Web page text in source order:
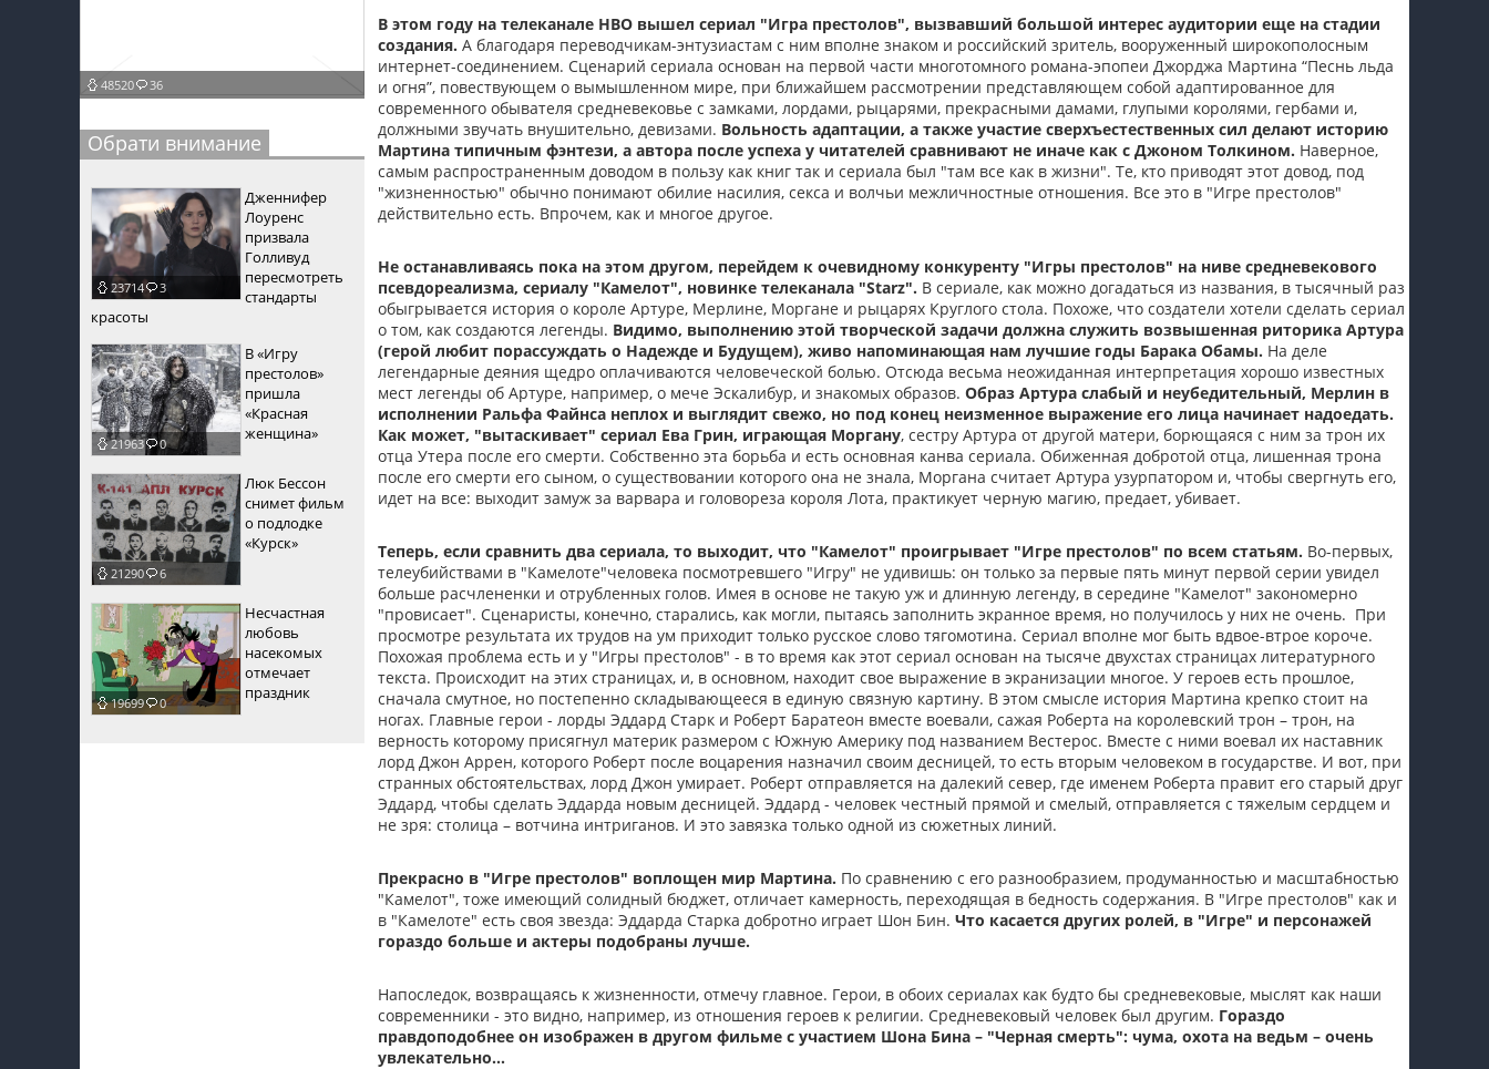
пїЅпїЅпїЅпїЅпїЅпїЅпїЅпїЅпїЅпїЅпїЅ
пїЅпїЅпїЅ
пїЅпїЅпїЅпїЅпїЅпїЅпїЅпїЅпїЅ
пїЅпїЅпїЅ пїЅпїЅпїЅпїЅпїЅпїЅ
пїЅпїЅпїЅпїЅпїЅ
пїЅпїЅпїЅпїЅпїЅпїЅпїЅпїЅпїЅпїЅ
пїЅпїЅпїЅпїЅпїЅпїЅпїЅпїЅпїЅпїЅ
48520 36
Обрати внимание
23714 3
Дженнифер
Лоуренс
призвала
Голливуд
пересмотреть
стандарты
красоты
21963 0
В «Игру
престолов»
пришла
«Красная
женщина»
21290 6
Люк Бессон
снимет фильм
о подлодке
«Курск»
19699 0
Несчастная
любовь
насекомых
отмечает
праздник
В этом году на телеканале HBO вышел сериал "Игра престолов", вызвавший большой интерес аудитории еще на стадии
создания. А благодаря переводчикам-энтузиастам с ним вполне знаком и российский зритель, вооруженный широкополосным
интернет-соединением. Сценарий сериала основан на первой части многотомного романа-эпопеи Джорджа Мартина “Песнь льда
и огня”, повествующем о вымышленном мире, при ближайшем рассмотрении представляющем собой адаптированное для
современного обывателя средневековье с замками, лордами, рыцарями, прекрасными дамами, глупыми королями, гербами и,
должными звучать внушительно, девизами. Вольность адаптации, а также участие сверхъестественных сил делают историю
Мартина типичным фэнтези, а автора после успеха у читателей сравнивают не иначе как с Джоном Толкином. Наверное,
самым распространенным доводом в пользу как книг так и сериала был "там все как в жизни". Те, кто приводят этот довод, под
"жизненностью" обычно понимают обилие насилия, секса и волчьи межличностные отношения. Все это в "Игре престолов"
действительно есть. Впрочем, как и многое другое.
Не останавливаясь пока на этом другом, перейдем к очевидному конкуренту "Игры престолов" на ниве средневекового
псевдореализма, сериалу "Камелот", новинке телеканала "Starz". В сериале, как можно догадаться из названия, в тысячный раз
обыгрывается история о короле Артуре, Мерлине, Моргане и рыцарях Круглого стола. Похоже, что создатели хотели сделать сериал
о том, как создаются легенды. Видимо, выполнению этой творческой задачи должна служить возвышенная риторика Артура
(герой любит порассуждать о Надежде и Будущем), живо напоминающая нам лучшие годы Барака Обамы. На деле
легендарные деяния щедро оплачиваются человеческой болью. Отсюда весьма неожиданная интерпретация хорошо известных
мест легенды об Артуре, например, о мече Эскалибур, и знакомых образов. Образ Артура слабый и неубедительный, Мерлин в
исполнении Ральфа Файнса неплох и выглядит свежо, но под конец неизменное выражение его лица начинает надоедать.
Как может, "вытаскивает" сериал Ева Грин, играющая Моргану, сестру Артура от другой матери, борющаяся с ним за трон их
отца Утера после его смерти. Собственно эта борьба и есть основная канва сериала. Обиженная добротой отца, лишенная трона
после его смерти его сыном, о существовании которого она не знала, Моргана считает Артура узурпатором и, чтобы свергнуть его,
идет на все: выходит замуж за варвара и головореза короля Лота, практикует черную магию, предает, убивает.
Теперь, если сравнить два сериала, то выходит, что "Камелот" проигрывает "Игре престолов" по всем статьям. Во-первых,
телеубийствами в "Камелоте"человека посмотревшего "Игру" не удивишь: он только за первые пять минут первой серии увидел
больше расчлененки и отрубленных голов. Имея в основе не такую уж и длинную легенду, в середине "Камелот" закономерно
"провисает". Сценаристы, конечно, старались, как могли, пытаясь заполнить экранное время, но получилось у них не очень. При
просмотре результата их трудов на ум приходит только русское слово тягомотина. Сериал вполне мог быть вдвое-втрое короче.
Похожая проблема есть и у "Игры престолов" - в то время как этот сериал основан на тысяче двухстах страницах литературного
текста. Происходит на этих страницах, и, в основном, находит свое выражение в экранизации многое. У героев есть прошлое,
сначала смутное, но постепенно складывающееся в единую связную картину. В этом смысле история Мартина крепко стоит на
ногах. Главные герои - лорды Эддард Старк и Роберт Баратеон вместе воевали, сажая Роберта на королевский трон – трон, на
верность которому присягнул материк размером с Южную Америку под названием Вестерос. Вместе с ними воевал их наставник
лорд Джон Аррен, которого Роберт после воцарения назначил своим десницей, то есть вторым человеком в государстве. И вот, при
странных обстоятельствах, лорд Джон умирает. Роберт отправляется на далекий север, где именем Роберта правит его старый друг
Эддард, чтобы сделать Эддарда новым десницей. Эддард - человек честный прямой и смелый, отправляется с тяжелым сердцем и
не зря: столица – вотчина интриганов. И это завязка только одной из сюжетных линий.
Прекрасно в "Игре престолов" воплощен мир Мартина. По сравнению с его разнообразием, продуманностью и масштабностью
"Камелот", тоже имеющий солидный бюджет, отличает камерность, переходящая в бедность содержания. В "Игре престолов" как и
в "Камелоте" есть своя звезда: Эддарда Старка добротно играет Шон Бин. Что касается других ролей, в "Игре" и персонажей
гораздо больше и актеры подобраны лучше.
Напоследок, возвращаясь к жизненности, отмечу главное. Герои, в обоих сериалах как будто бы средневековые, мыслят как наши
современники - это видно, например, из отношения героев к религии. Средневековый человек был другим. Гораздо
правдоподобнее он изображен в другом фильме с участием Шона Бина – "Черная смерть": чума, охота на ведьм – очень
увлекательно...